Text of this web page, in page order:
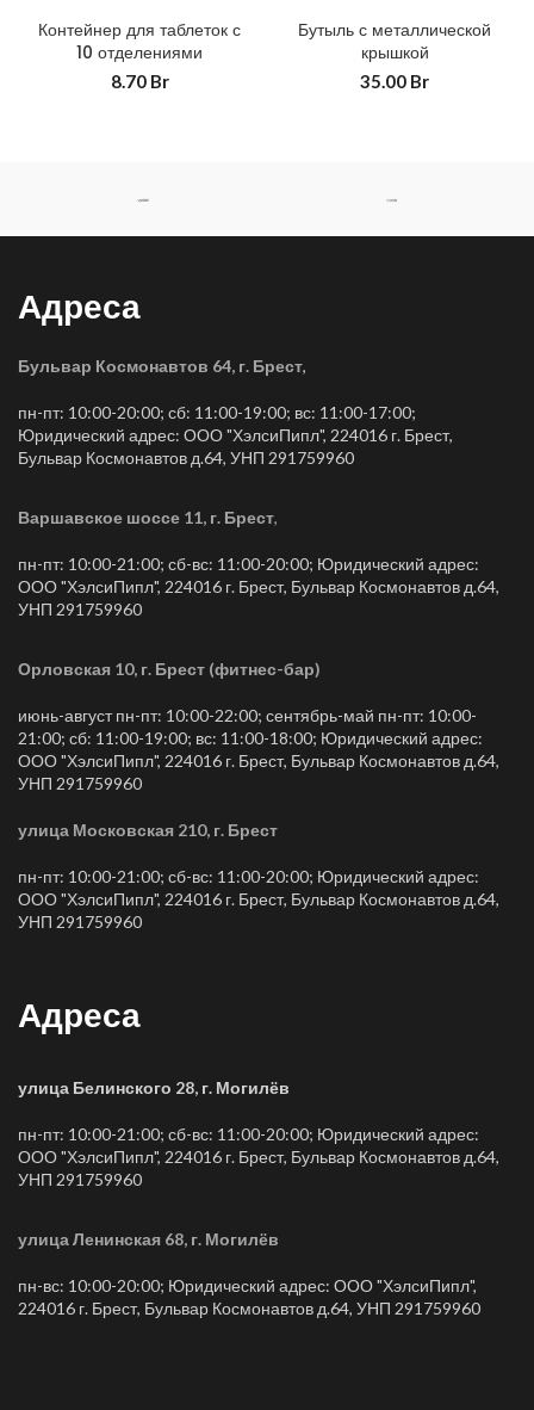
Контейнер для таблеток с
10 отделениями
8.70 Br
Бутыль с металлической
крышкой
35.00 Br
Адреса
Бульвар Космонавтов 64, г. Брест,
пн-пт: 10:00-20:00; сб: 11:00-19:00; вс: 11:00-17:00;
Юридический адрес: ООО "ХэлсиПипл", 224016 г. Брест,
Бульвар Космонавтов д.64, УНП 291759960
Варшавское шоссе 11, г. Брест,
пн-пт: 10:00-21:00; сб-вс: 11:00-20:00; Юридический адрес:
ООО "ХэлсиПипл", 224016 г. Брест, Бульвар Космонавтов д.64,
УНП 291759960
Орловская 10, г. Брест (фитнес-бар)
июнь-август пн-пт: 10:00-22:00; сентябрь-май пн-пт: 10:00-
21:00; сб: 11:00-19:00; вс: 11:00-18:00; Юридический адрес:
ООО "ХэлсиПипл", 224016 г. Брест, Бульвар Космонавтов д.64,
УНП 291759960
улица Московская 210, г. Брест
пн-пт: 10:00-21:00; сб-вс: 11:00-20:00; Юридический адрес:
ООО "ХэлсиПипл", 224016 г. Брест, Бульвар Космонавтов д.64,
УНП 291759960
Адреса
улица Белинского 28, г. Могилёв
пн-пт: 10:00-21:00; сб-вс: 11:00-20:00; Юридический адрес:
ООО "ХэлсиПипл", 224016 г. Брест, Бульвар Космонавтов д.64,
УНП 291759960
улица Ленинская 68, г. Могилёв
пн-вс: 10:00-20:00; Юридический адрес: ООО "ХэлсиПипл",
224016 г. Брест, Бульвар Космонавтов д.64, УНП 291759960